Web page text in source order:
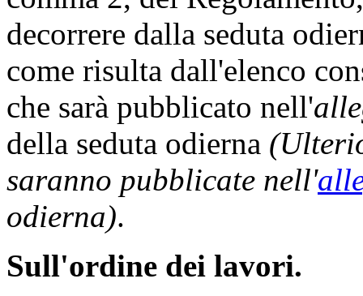
decorrere dalla seduta
come risulta dall'elenco
che sarà pubblicato nell'
della seduta odierna
saranno pubblicate nell'
odierna).
Sull'ordine dei lavori.